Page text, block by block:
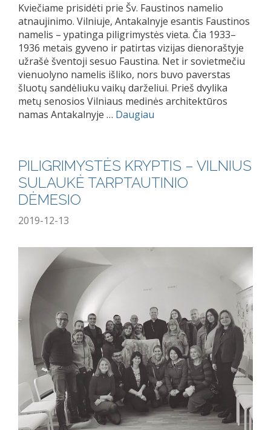
Kviečiame prisidėti prie Šv. Faustinos namelio
atnaujinimo. Vilniuje, Antakalnyje esantis Faustinos
namelis – ypatinga piligrimystės vieta. Čia 1933–
1936 metais gyveno ir patirtas vizijas dienoraštyje
užrašė šventoji sesuo Faustina. Net ir sovietmečiu
vienuolyno namelis išliko, nors buvo paverstas
šluotų sandėliuku vaikų darželiui. Prieš dvylika
metų senosios Vilniaus medinės architektūros
namas Antakalnyje … Daugiau
PILIGRIMYSTĖS KRYPTIS – VILNIUS
SULAUKĖ TARPTAUTINIO
DĖMESIO
2019-12-13